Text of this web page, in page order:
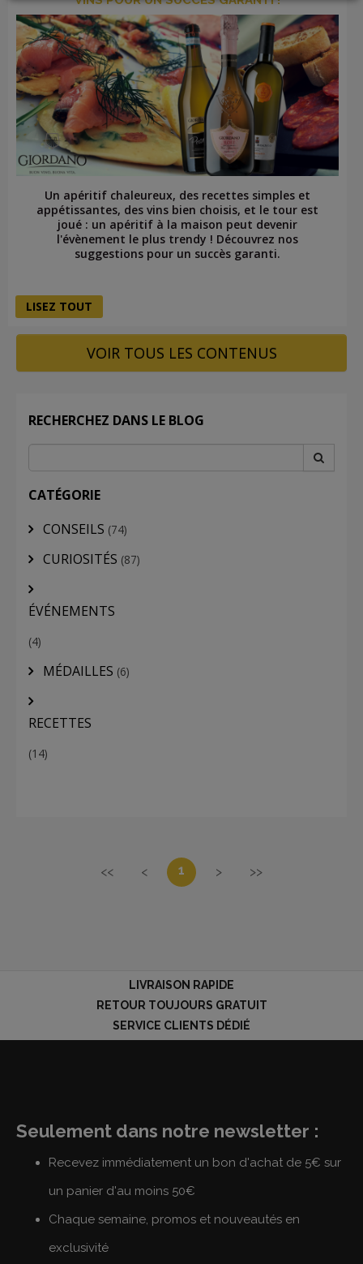
LOGIN
Un apéritif chaleureux, des recettes simples et
appétissantes, des vins bien choisis, et le tour est
joué : un apéritif à la maison peut devenir
l'évènement le plus trendy ! Découvrez nos
suggestions pour un succès garanti.
LISEZ TOUT
VOIR TOUS LES CONTENUS
RECHERCHEZ DANS LE BLOG
CATÉGORIE
CONSEILS (74)
CURIOSITÉS (87)
ÉVÉNEMENTS
(4)
MÉDAILLES (6)
RECETTES
(14)
<< < 1 > >>
LIVRAISON RAPIDE
RETOUR TOUJOURS GRATUIT
SERVICE CLIENTS DÉDIÉ
Seulement dans notre newsletter :
Recevez immédiatement un bon d'achat de 5€ sur
un panier d'au moins 50€
Chaque semaine, promos et nouveautés en
exclusivité